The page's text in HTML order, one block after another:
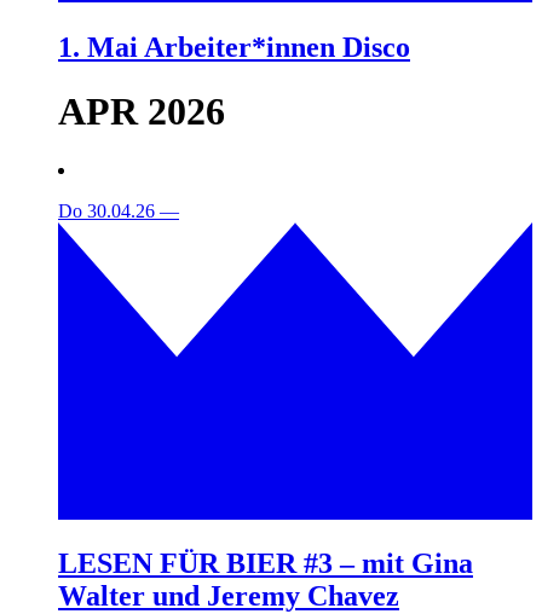
1. Mai Arbeiter*innen Disco
APR 2026
Do 30.04.26 —
LESEN FÜR BIER #3 – mit Gina
Walter und Jeremy Chavez